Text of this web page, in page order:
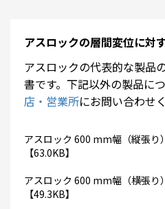
アスロックの層間変位に対
アスロックの代表的な製品
書です。下記以外の製品に
店・営業所にお問い合わせ
アスロック 600 mm幅（縦張り）
【63.0KB】
アスロック 600 mm幅（横張り）
【49.3KB】